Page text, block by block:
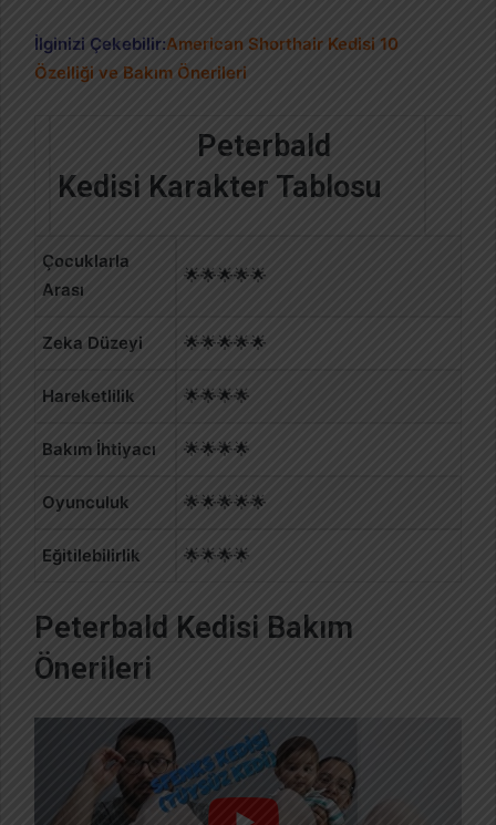
İlginizi Çekebilir:American Shorthair Kedisi 10
Özelliği ve Bakım Önerileri
Peterbald
Kedisi Karakter Tablosu
Çocuklarla
Arası
🌟🌟🌟🌟🌟
Zeka Düzeyi 🌟🌟🌟🌟🌟
Hareketlilik 🌟🌟🌟🌟
Bakım İhtiyacı 🌟🌟🌟🌟
Oyunculuk 🌟🌟🌟🌟🌟
Eğitilebilirlik 🌟🌟🌟🌟
Peterbald Kedisi Bakım
Önerileri